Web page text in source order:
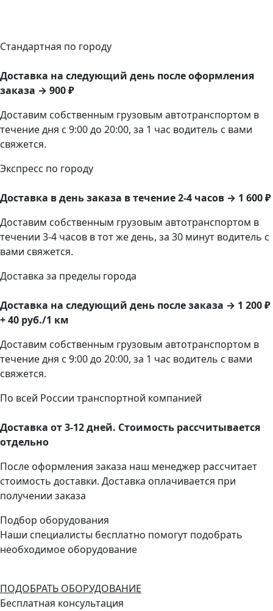
Стандартная по городу
Доставка на следующий день после оформления
заказа → 900 ₽
Доставим собственным грузовым автотранспортом в
течение дня с 9:00 до 20:00, за 1 час водитель с вами
свяжется.
Экспресс по городу
Доставка в день заказа в течение 2-4 часов → 1 600 ₽
Доставим собственным грузовым автотранспортом в
течении 3-4 часов в тот же день, за 30 минут водитель с
вами свяжется.
Доставка за пределы города
Доставка на следующий день после заказа → 1 200 ₽
+ 40 руб./1 км
Доставим собственным грузовым автотранспортом в
течение дня с 9:00 до 20:00, за 1 час водитель с вами
свяжется.
По всей России транспортной компанией
Доставка от 3-12 дней. Стоимость рассчитывается
отдельно
После оформления заказа наш менеджер рассчитает
стоимость доставки. Доставка оплачивается при
получении заказа
Подбор оборудования
Наши специалисты бесплатно помогут подобрать
необходимое оборудование
ПОДОБРАТЬ ОБОРУДОВАНИЕ
Бесплатная консультация